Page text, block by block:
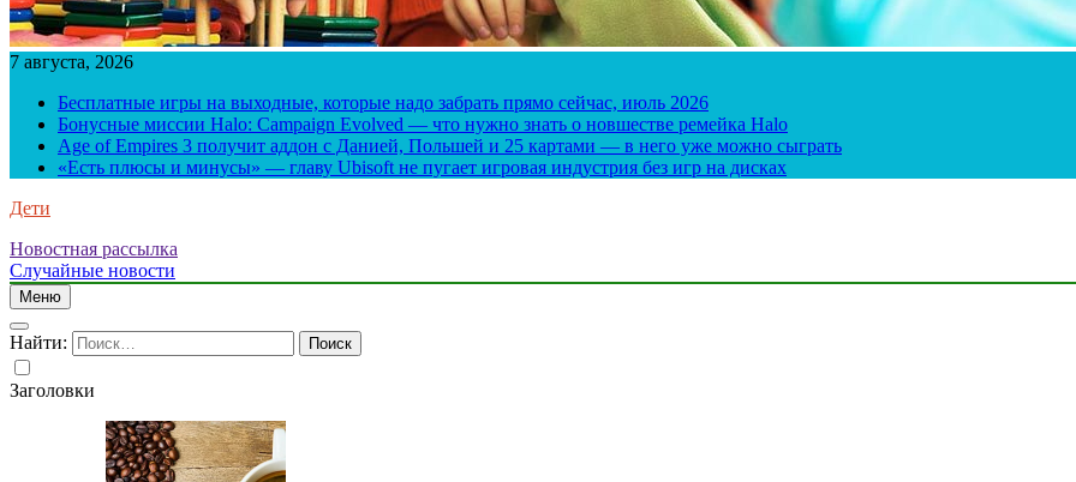
7 августа, 2026
Бесплатные игры на выходные, которые надо забрать прямо сейчас, июль 2026
Бонусные миссии Halo: Campaign Evolved — что нужно знать о новшестве ремейка Halo
Age of Empires 3 получит аддон с Данией, Польшей и 25 картами — в него уже можно сыграть
«Есть плюсы и минусы» — главу Ubisoft не пугает игровая индустрия без игр на дисках
Дети
Новостная рассылка
Случайные новости
Меню
Найти:
Заголовки